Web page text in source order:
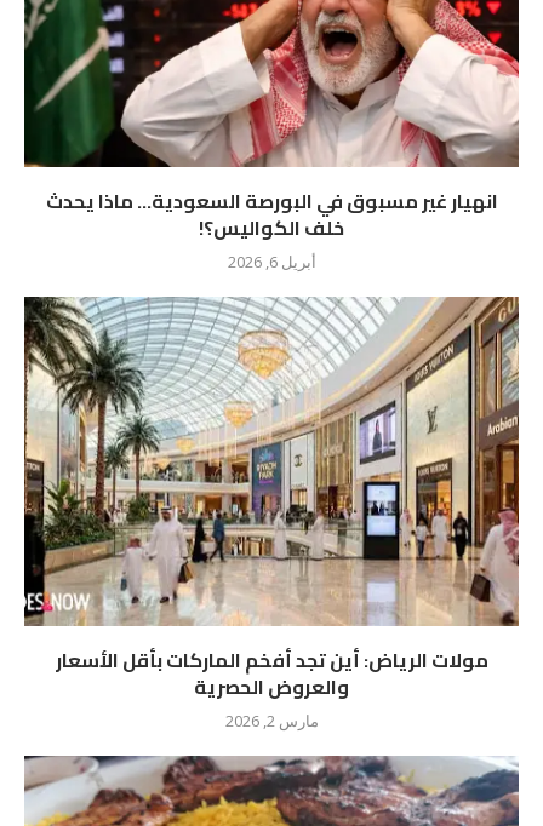
انهيار غير مسبوق في البورصة السعودية… ماذا يحدث
خلف الكواليس؟!
أبريل 6, 2026
مولات الرياض: أين تجد أفخم الماركات بأقل الأسعار
والعروض الحصرية
مارس 2, 2026